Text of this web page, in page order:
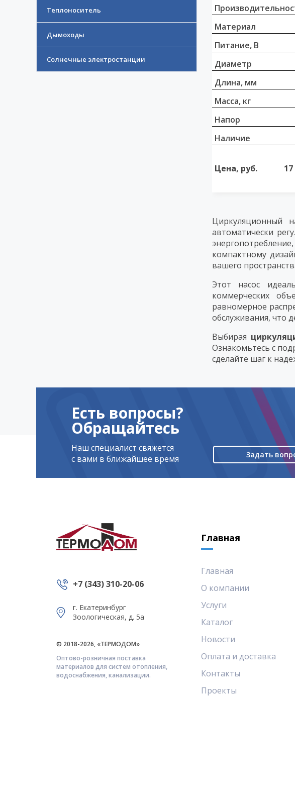
Теплоноситель
Дымоходы
Солнечные электростанции
Материал
Питание, В
Диаметр
Длина, мм
Масса, кг
Напор
Наличие
Цена, руб.
Циркуляционный
автоматически
компактному
вашего
Этот насос
коммерческих
равномерное
обслуживания, что
Выбирая
Ознакомьтесь с
сделайте шаг к
Есть вопросы?
Обращайтесь
Наш специалист свяжется
с вами в ближайшее время
Задать
Главная
+7 (343) 310-20-06
г. Екатеринбург
Зоологическая, д. 5а
© 2018-2026, «ТЕРМОДОМ»
Оптово-розничная поставка
материалов для систем отопления,
водоснабжения, канализации.
Главная
О компании
Услуги
Каталог
Новости
Оплата и доставка
Контакты
Проекты